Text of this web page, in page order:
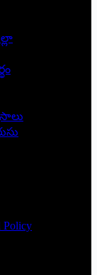
Policy